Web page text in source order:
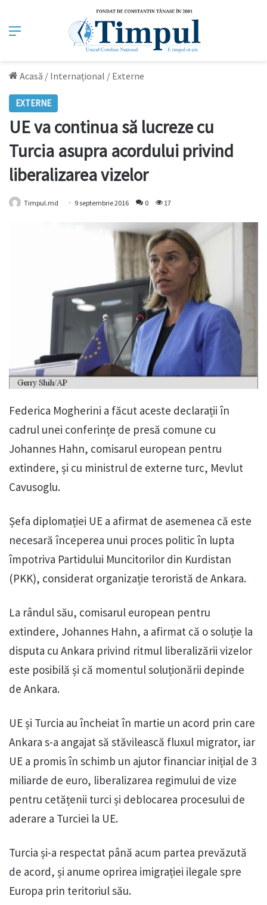
Meniu
Acasă / Internațional / Externe
EXTERNE
UE va continua să lucreze cu
Turcia asupra acordului privind
liberalizarea vizelor
Timpul.md 9 septembrie 2016 0 17
Federica Mogherini a făcut aceste declarații în
cadrul unei conferințe de presă comune cu
Johannes Hahn, comisarul european pentru
extindere, și cu ministrul de externe turc, Mevlut
Cavusoglu.
Șefa diplomației UE a afirmat de asemenea că este
necesară începerea unui proces politic în lupta
împotriva Partidului Muncitorilor din Kurdistan
(PKK), considerat organizație teroristă de Ankara.
La rândul său, comisarul european pentru
extindere, Johannes Hahn, a afirmat că o soluție la
disputa cu Ankara privind ritmul liberalizării vizelor
este posibilă și că momentul soluționării depinde
de Ankara.
UE și Turcia au încheiat în martie un acord prin care
Ankara s-a angajat să stăvilească fluxul migrator, iar
UE a promis în schimb un ajutor financiar inițial de 3
miliarde de euro, liberalizarea regimului de vize
pentru cetățenii turci și deblocarea procesului de
aderare a Turciei la UE.
Turcia și-a respectat până acum partea prevăzută
de acord, și anume oprirea imigrației ilegale spre
Europa prin teritoriul său.